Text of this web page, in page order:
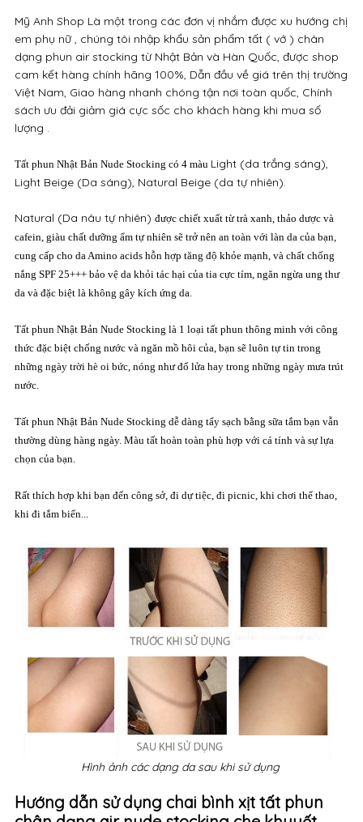
Mỹ Anh Shop Là một trong các đơn vị nhắm được xu hướng chị
em phụ nữ , chúng tôi nhập khẩu sản phẩm tất ( vớ ) chân
dạng phun air stocking từ Nhật Bản và Hàn Quốc, được shop
cam kết hàng chính hãng 100%, Dẫn đầu về giá trên thị trường
Việt Nam, Giao hàng nhanh chóng tận nơi toàn quốc, Chính
sách ưu đải giảm giá cực sốc cho khách hàng khi mua số
lượng .
Tất phun Nhật Bản Nude Stocking có 4 màu Light (da trắng sáng),
Light Beige (Da sáng), Natural Beige (da tự nhiên).
​Natural (Da nâu tự nhiên) được chiết xuất từ trà xanh, thảo dược và
cafein, giàu chất dưỡng ẩm tự nhiên sẽ trở nên an toàn với làn da của bạn,
cung cấp cho da Amino acids hỗn hợp tăng độ khỏe mạnh, và chất chống
nắng SPF 25+++ bảo vệ da khỏi tác hại của tia cực tím, ngăn ngừa ung thư
davà đặc biệt là không gây kích ứng da.​
Tất phun Nhật Bản Nude Stocking là 1 loại tất phun thông minh với công
thức đặc biệt chống nước và ngăn mồ hôi của, bạn sẽ luôn tự tin trong
những ngày trời hè oi bức, nóng như đổ lửa hay trong những ngày mưa trút
nước.​
Tất phun Nhật Bản Nude Stocking dễ dàng tẩy sạch bằng sữa tắm bạn vẫn
thường dùng hàng ngày.​ Màu tất hoàn toàn phù hợp với cá tính và sự lựa
chọn của bạn.
Rất thích hợp khi bạn đến công sở, đi dự tiệc, đi picnic, khi chơi thể thao,
khi đi tắm biển...
Hình ảnh các dạng da sau khi sử dụng
Hướng dẫn sử dụng chai bình xịt tất phun